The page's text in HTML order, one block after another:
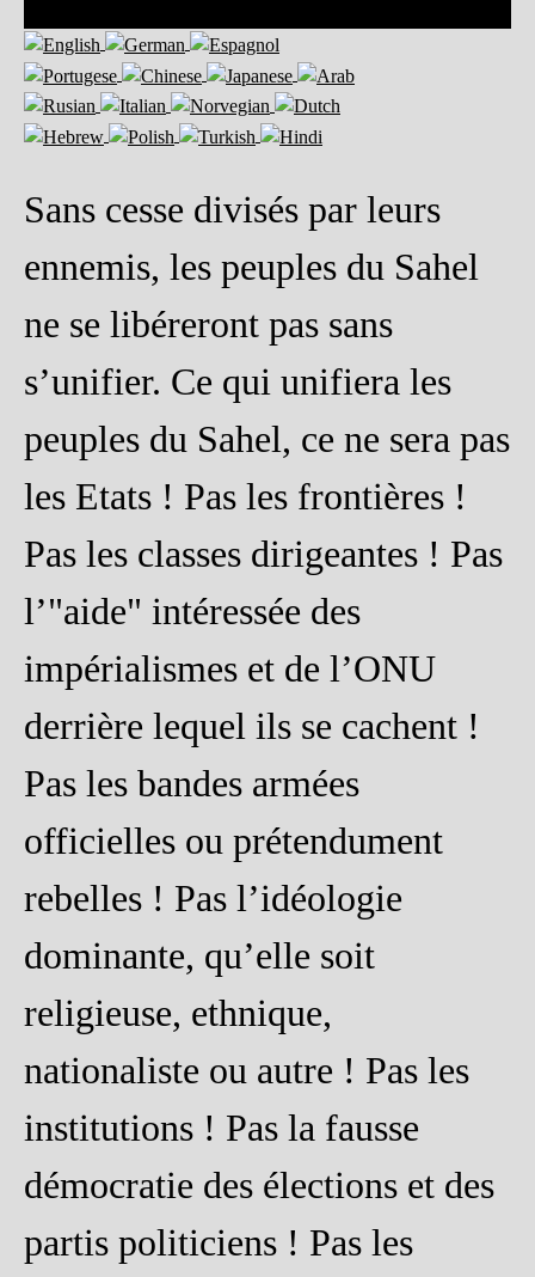
Sans cesse divisés par leurs
ennemis, les peuples du Sahel
ne se libéreront pas sans
s’unifier. Ce qui unifiera les
peuples du Sahel, ce ne sera pas
les Etats ! Pas les frontières !
Pas les classes dirigeantes ! Pas
l’"aide" intéressée des
impérialismes et de l’ONU
derrière lequel ils se cachent !
Pas les bandes armées
officielles ou prétendument
rebelles ! Pas l’idéologie
dominante, qu’elle soit
religieuse, ethnique,
nationaliste ou autre ! Pas les
institutions ! Pas la fausse
démocratie des élections et des
partis politiciens ! Pas les